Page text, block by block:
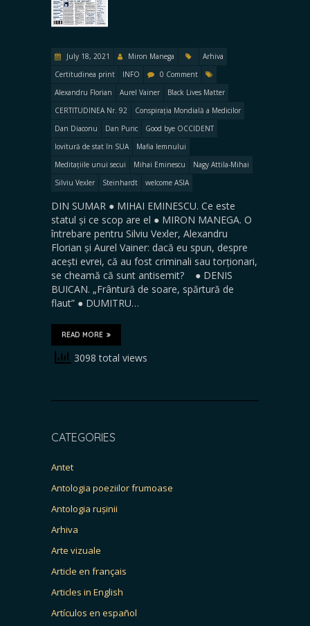
July 18, 2021 Miron Manega
Arhiva
Certitudinea print
INFO
0 Comment
Alexandru Florian
Aurel Vainer
Black Lives Matter
CERTITUDINEA Nr. 92
Conspirația Mondială a Medicilor
Dan Diaconu
Dan Puric
Good bye OCCIDENT
lovitură de stat în SUA
Mafia lemnului
Meditațiile unui secui
Mihai Eminescu
Nagy Attila-Mihai
Silviu Vexler
Steinhardt welcome ASIA
DIN SUMAR ● MIHAI EMINESCU. Ce este
statul și ce scop are el ● MIRON MANEGA. O
întrebare pentru Silviu Vexler, Alexandru
Florian și Aurel Vainer: dacă eu spun, despre
acești evrei, că au fost criminali sau torționari,
se cheamă că sunt antisemit? ● DENIS
BUICAN. „Frântură de soare, spărtură de
flaut” ● DUMITRU…
READ MORE
3098 total views
CATEGORIES
Antet
Antologia poeziilor frumoase
Antologia rușinii
Arhiva
Arte vizuale
Article en français
Articles in English
Artículos en español